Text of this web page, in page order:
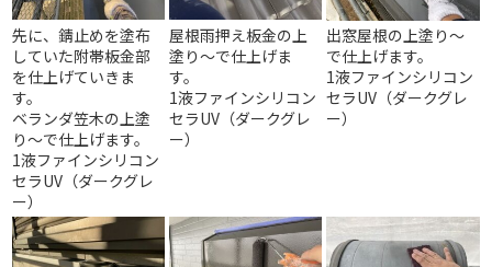
先に、錆止めを塗布
していた附帯板金部
を仕上げていきま
す。
ベランダ笠木の上塗
り～で仕上げます。
1液ファインシリコン
セラUV（ダークグレ
ー）
屋根雨押え板金の上
塗り～で仕上げま
す。
1液ファインシリコン
セラUV（ダークグレ
ー）
出窓屋根の上塗り～
で仕上げます。
1液ファインシリコン
セラUV（ダークグレ
ー）